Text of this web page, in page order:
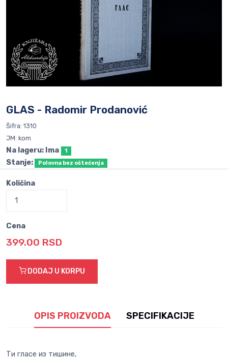
GLAS - Radomir Prodanović
Šifra: 1310
JM: kom
Na lageru: Ima 1
Stanje: Polovna bez oštećenja
Količina
Cena
399.00 RSD
DODAJ U KORPU
OPIS PROIZVODA SPECIFIKACIJE
Ти гласе из тишине,